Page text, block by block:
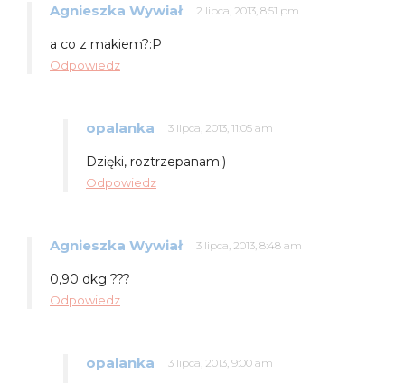
Agnieszka Wywiał 2 lipca, 2013, 8:51 pm
a co z makiem?:P
Odpowiedz
opalanka 3 lipca, 2013, 11:05 am
Dzięki, roztrzepanam:)
Odpowiedz
Agnieszka Wywiał 3 lipca, 2013, 8:48 am
0,90 dkg ???
Odpowiedz
opalanka 3 lipca, 2013, 9:00 am